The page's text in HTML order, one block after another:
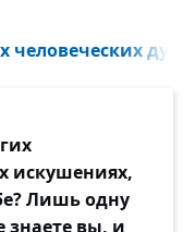
человеческих
искушениях,
Лишь одну
вы, и